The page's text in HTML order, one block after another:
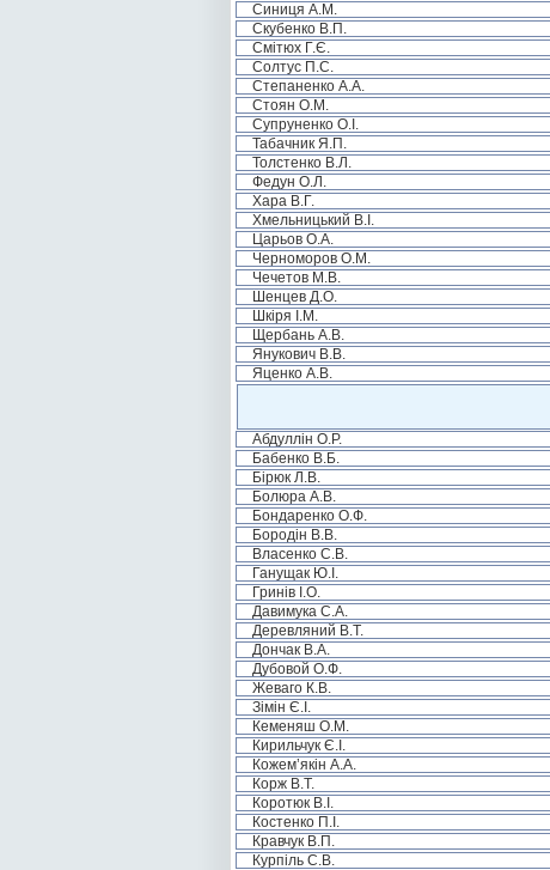
Синиця А.М.
Скубенко В.П.
Смітюх Г.Є.
Солтус П.С.
Степаненко А.А.
Стоян О.М.
Супруненко О.І.
Табачник Я.П.
Толстенко В.Л.
Федун О.Л.
Хара В.Г.
Хмельницький В.І.
Царьов О.А.
Черноморов О.М.
Чечетов М.В.
Шенцев Д.О.
Шкіря І.М.
Щербань А.В.
Янукович В.В.
Яценко А.В.
Абдуллін О.Р.
Бабенко В.Б.
Бірюк Л.В.
Болюра А.В.
Бондаренко О.Ф.
Бородін В.В.
Власенко С.В.
Ганущак Ю.І.
Гринів І.О.
Давимука С.А.
Деревляний В.Т.
Дончак В.А.
Дубовой О.Ф.
Жеваго К.В.
Зімін Є.І.
Кеменяш О.М.
Кирильчук Є.І.
Кожем’якін А.А.
Корж В.Т.
Коротюк В.І.
Костенко П.І.
Кравчук В.П.
Курпіль С.В.